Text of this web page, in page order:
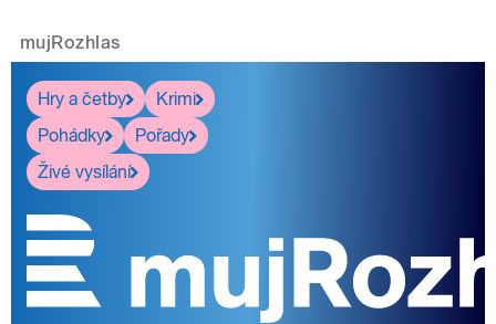
mujRozhlas
Hry a četby
Krimi
Pohádky
Pořady
Živé vysílání